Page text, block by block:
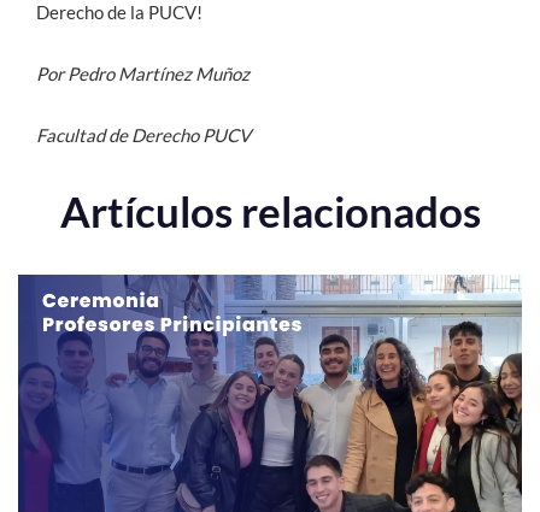
Derecho de la PUCV!
Por Pedro Martínez Muñoz
Facultad de Derecho PUCV
Artículos relacionados